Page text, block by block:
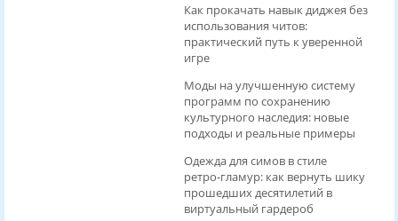
Как прокачать навык диджея без
использования читов:
практический путь к уверенной
игре
Моды на улучшенную систему
программ по сохранению
культурного наследия: новые
подходы и реальные примеры
Одежда для симов в стиле
ретро‑гламур: как вернуть шику
прошедших десятилетий в
виртуальный гардероб